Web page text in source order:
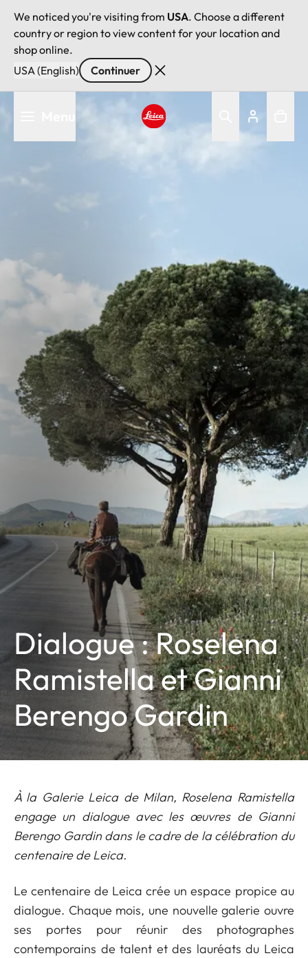
We noticed you're visiting from USA. Choose a different
country or region to view content for your location and
shop online.
USA (English)
Continuer
Leica logo - Home
Dialogue : Roselena
Ramistella et Gianni
Berengo Gardin
À la Galerie Leica de Milan, Roselena Ramistella
engage un dialogue avec les œuvres de Gianni
Berengo Gardin dans le cadre de la célébration du
centenaire de Leica.
Le centenaire de Leica crée un espace propice au
dialogue. Chaque mois, une nouvelle galerie ouvre
ses portes pour réunir des photographes
contemporains de talent et des lauréats du Leica